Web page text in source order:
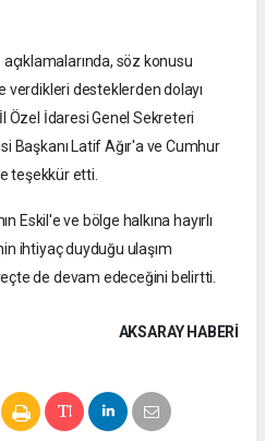
söz konusu
desteklerden dolayı
Özel İdaresi Genel Sekreteri
Başkanı Latif Ağır'a ve Cumhur
teşekkür etti.
Eskil'e ve bölge halkına hayırlı
ihtiyaç duyduğu ulaşım
de devam edeceğini belirtti.
AKSARAY HABERİ